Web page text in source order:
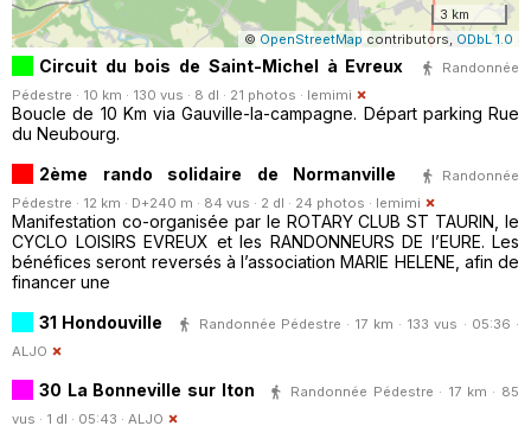
3 km
© OpenStreetMap contributors, ODbL 1.0
Circuit du bois de Saint-Michel à Evreux
Randonnée
Pédestre · 10 km · 130 vus · 8 dl · 21 photos · lemimi
Boucle de 10 Km via Gauville-la-campagne. Départ parking Rue
du Neubourg.
2ème rando solidaire de Normanville
Randonnée
Pédestre · 12 km · D+240 m · 84 vus · 2 dl · 24 photos · lemimi
Manifestation co-organisée par le ROTARY CLUB ST TAURIN, le
CYCLO LOISIRS EVREUX et les RANDONNEURS DE l’EURE. Les
bénéfices seront reversés à l’association MARIE HELENE, afin de
financer une
31 Hondouville
Randonnée Pédestre · 17 km · 133 vus · 05:36 ·
ALJO
30 La Bonneville sur Iton
Randonnée Pédestre · 17 km · 85
vus · 1 dl · 05:43 · ALJO